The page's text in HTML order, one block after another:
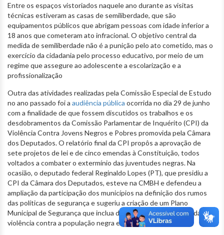
Entre os espaços vistoriados naquele ano durante as visitas
técnicas estiveram as casas de semiliberdade, que são
equipamentos públicos que abrigam pessoas com idade inferior a
18 anos que cometeram ato infracional. O objetivo central da
medida de semiliberdade não é a punição pelo ato cometido, mas o
exercício da cidadania pelo processo educativo, por meio de um
regime que assegure ao adolescente a escolarização e a
profissionalização
Outra das atividades realizadas pela Comissão Especial de Estudo
no ano passado foi a audiência pública ocorrida no dia 29 de junho
com a finalidade de que fossem discutidos os trabalhos e os
desdobramentos da Comissão Parlamentar de Inquérito (CPI) da
Violência Contra Jovens Negros e Pobres promovida pela Câmara
dos Deputados. O relatório final da CPI propôs a aprovação de
sete projetos de lei e de cinco emendas à Constituição, todos
voltados a combater o extermínio das juventudes negras. Na
ocasião, o deputado federal Reginaldo Lopes (PT), que presidiu a
CPI da Câmara dos Deputados, esteve na CMBH e defendeu a
ampliação da participação dos municípios na definição dos rumos
das políticas de segurança e sugeriu a criação de um Plano
Municipal de Segurança que inclua diretrizes para a redução da
violência contra a população negra e periférica.